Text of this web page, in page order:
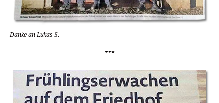
Danke an Lukas S.
***